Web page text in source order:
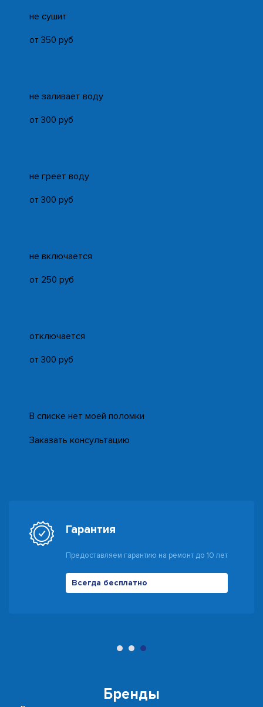
не сушит
от 350 руб
не заливает воду
от 300 руб
не греет воду
от 300 руб
не включается
от 250 руб
отключается
от 300 руб
В списке нет моей поломки
Заказать консультацию
500 руб
Гарантия
Предоставляем гарантию на ремонт до 10 лет
Всегда бесплатно
Бренды